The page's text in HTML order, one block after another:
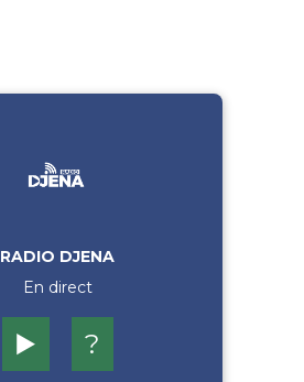
RADIO DJENA
En direct
▶️ ?